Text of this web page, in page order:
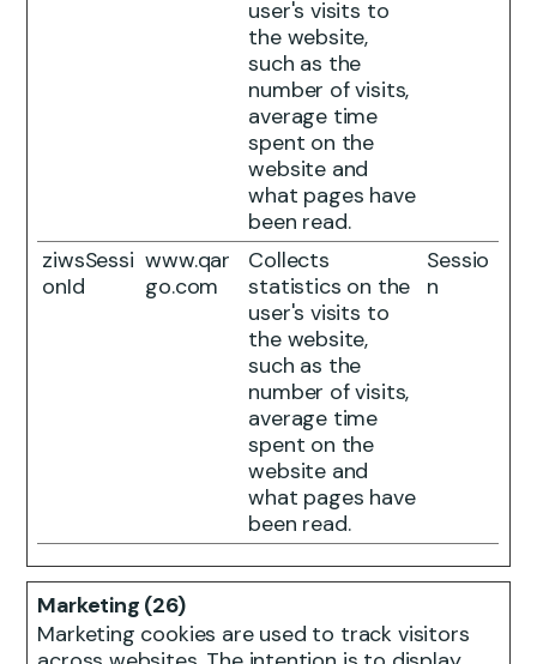
user's visits to
the website,
such as the
number of visits,
average time
spent on the
website and
what pages have
been read.
ziwsSessi
onId
www.qar
go.com
Collects
statistics on the
user's visits to
the website,
such as the
number of visits,
average time
spent on the
website and
what pages have
been read.
Sessio
n
Marketing (26)
Marketing cookies are used to track visitors